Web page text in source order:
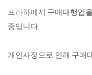
프라하에서 구매대행업
중입니다.
개인사정으로 인해 구매